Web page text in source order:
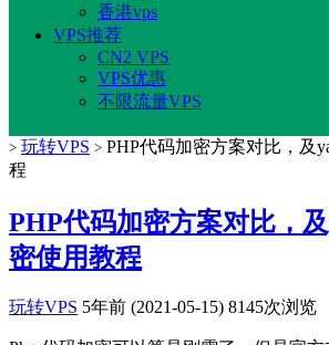
香港vps
VPS推荐
CN2 VPS
VPS优惠
不限流量VPS
> 玩转VPS > PHP代码加密方案对比，及
程
PHP代码加密方案对比，
密使用教程
玩转VPS 5年前 (2021-05-15) 8145次浏览